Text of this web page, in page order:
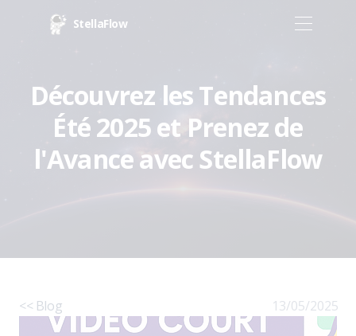
StellaFlow
Découvrez les Tendances
Été 2025 et Prenez de
l'Avance avec StellaFlow
<< Blog 13/05/2025